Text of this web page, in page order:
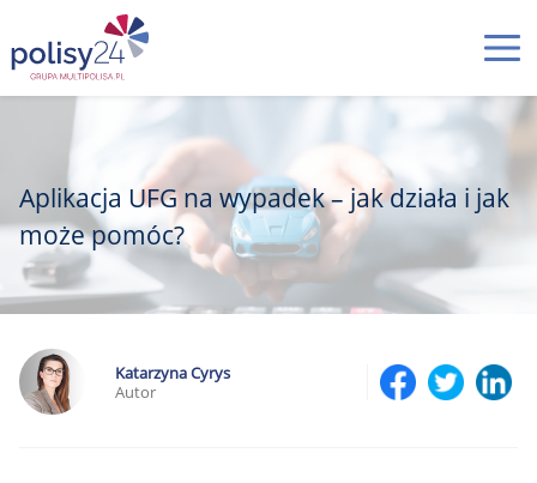
Aplikacja UFG na wypadek – jak działa i jak
może pomóc?
Katarzyna Cyrys
Autor